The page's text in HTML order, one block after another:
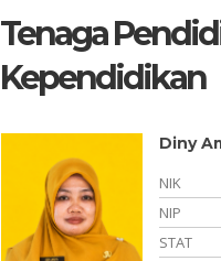
Tenaga
Kependidikan
Diny
NIK
NIP
STAT